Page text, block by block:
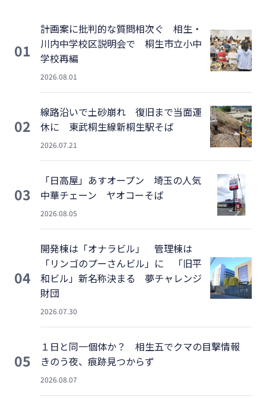
01
計画案に批判的な質問相次ぐ 相生・
川内中学校区説明会で 桐生市立小中
学校再編
2026.08.01
02
線路沿いで土砂崩れ 復旧まで当面運
休に 東武桐生線新桐生駅そば
2026.07.21
03
「日高屋」あすオープン 埼玉の人気
中華チェーン ヤオコーそば
2026.08.05
04
開発棟は「オナラビル」 管理棟は
「リンゴのプーさんビル」に 「旧平
和ビル」新名称決まる 夢チャレンジ
財団
2026.07.30
05
１日と同一個体か？ 相生五でクマの目撃情報
きのう夜、痕跡見つからず
2026.08.07